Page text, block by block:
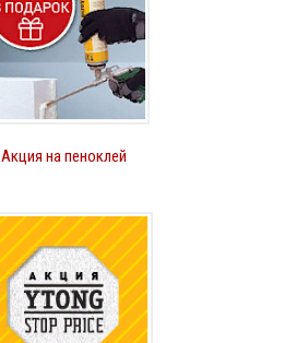
Акция на пеноклей